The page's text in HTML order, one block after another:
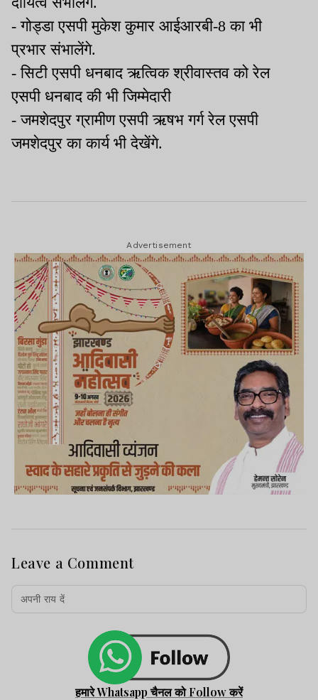
- गोड्डा एसपी मुकेश कुमार आईआरबी-8 का भी
प्रभार संभालेंगे.
- सिटी एसपी धनबाद ऋत्विक श्रीवास्तव को रेल
एसपी धनबाद की भी जिम्मेदारी
- जमशेदपुर ग्रामीण एसपी ऋषभ गर्ग रेल एसपी
जमशेदपुर का कार्य भी देखेंगे.
Advertisement
Leave a Comment
हमारे Whatsapp चैनल को Follow करें